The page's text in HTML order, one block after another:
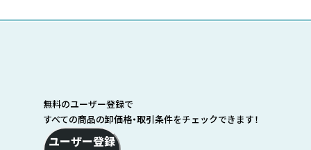
無料のユーザー登録で
すべての商品の卸価格・取引条件をチェックできます！
ユーザー登録